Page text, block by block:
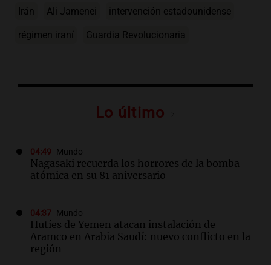
Irán Ali Jamenei intervención estadounidense
régimen iraní Guardia Revolucionaria
Lo último
04:49 Mundo
Nagasaki recuerda los horrores de la bomba
atómica en su 81 aniversario
04:37 Mundo
Hutíes de Yemen atacan instalación de
Aramco en Arabia Saudí: nuevo conflicto en la
región